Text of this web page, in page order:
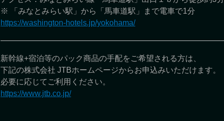
※ 「みなとみらい駅」から「馬車道駅」まで電車で1分
https://washington-hotels.jp/yokohama/
新幹線+宿泊等のパック商品の手配をご希望される方は、
下記の株式会社 JTBホームページからお申込みいただけます。
必要に応じてご利用ください。
https://www.jtb.co.jp/